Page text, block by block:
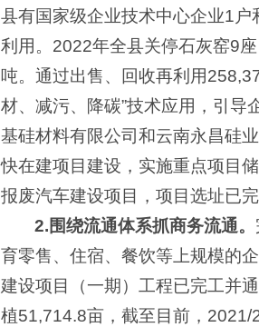
县有国家级企业技术中心企业1
利用。2022年全县关停石灰窑9
吨。通过出售、回收再利用
材、减污、降碳”技术应用，引
基硅材料有限公司和云南永昌硅
快在建项目建设，实施重点项目
报废汽车建设项目，项目选址已
2.围绕流通体系抓商务流通。
育零售、住宿、餐饮等上规模的
建设项目（一期）工程已完工并
植51,714.8亩，截至目前，